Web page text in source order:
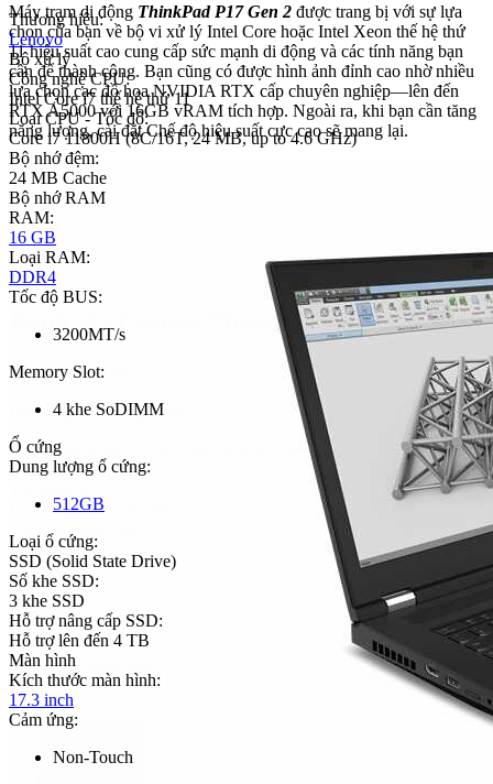
Máy trạm di động ThinkPad P17 Gen 2 được trang bị với sự lựa
chọn của bạn về bộ vi xử lý Intel Core hoặc Intel Xeon thế hệ thứ
11 hiệu suất cao cung cấp sức mạnh di động và các tính năng bạn
cần để thành công. Bạn cũng có được hình ảnh đỉnh cao nhờ nhiều
lựa chọn cạc đồ họa NVIDIA RTX cấp chuyên nghiệp—lên đến
RTX A5000 với 16GB vRAM tích hợp. Ngoài ra, khi bạn cần tăng
năng lượng, cài đặt Chế độ hiệu suất cực cao sẽ mang lại.
Thương hiệu:
Lenovo
Bộ xử lý
Công nghệ CPU:
Intel Core i7 thế hệ thứ 11
Loại CPU - Tốc độ:
Core i7 11800H (8C/16T, 24 MB, up to 4.6 GHz)
Bộ nhớ đệm:
24 MB Cache
Bộ nhớ RAM
RAM:
16 GB
Loại RAM:
DDR4
Tốc độ BUS:
3200MT/s
Memory Slot:
4 khe SoDIMM
Ổ cứng
Dung lượng ổ cứng:
512GB
Loại ổ cứng:
SSD (Solid State Drive)
Số khe SSD:
3 khe SSD
Hỗ trợ nâng cấp SSD:
Hỗ trợ lên đến 4 TB
Màn hình
Kích thước màn hình:
17.3 inch
Cảm ứng:
Non-Touch
Đánh giá Lenovo Thinkpad P17 Gen 2
Chưa có đánh giá
Đánh giá sản phẩm
Chia sẻ đánh giá của bạn với các khách hàng khác
Quý khách cần hỗ trợ?
Tổng đài miễn phí
1800 2087
Zalo
Gửi tin nhắn
Facebook
Gửi tin nhắn
Sản phẩm mới